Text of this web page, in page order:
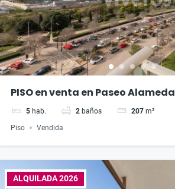
PISO en venta en Paseo Alameda
5 hab. 2 baños 207 m²
Piso Vendida
ALQUILADA 2026